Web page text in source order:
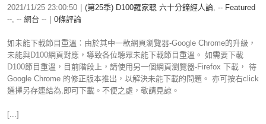
2021/11/25 23:00:50 (第25季) D100羅家聰 六十分鐘經人論, -- Featured
--, -- 網台 -- 0條評論
如未能下載節目重溫︰由於其中一款網頁瀏覽器-Google Chrome的升級，
未能與D100網頁對應，導致各位聽眾未能下載節目重溫。 如需要下載
D100節目重溫，目前階段上，請使用另一個網頁瀏覽器-Firefox 下載， 待
Google Chrome 的修正版本推出，以解決未能下載的問題。 亦可按右click
選擇另存連結為,即可下載。不便之處，敬請見諒。
[...]